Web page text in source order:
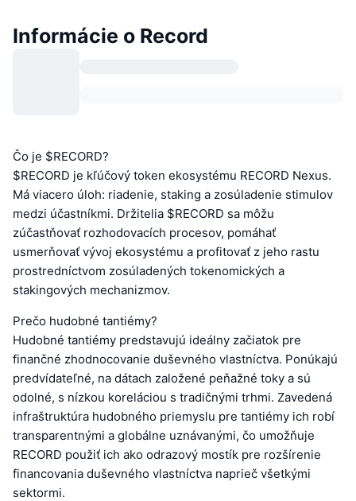
Informácie o Record
Čo je $RECORD?
$RECORD je kľúčový token ekosystému RECORD Nexus.
Má viacero úloh: riadenie, staking a zosúladenie stimulov
medzi účastníkmi. Držitelia $RECORD sa môžu
zúčastňovať rozhodovacích procesov, pomáhať
usmerňovať vývoj ekosystému a profitovať z jeho rastu
prostredníctvom zosúladených tokenomických a
stakingových mechanizmov.
Prečo hudobné tantiémy?
Hudobné tantiémy predstavujú ideálny začiatok pre
finančné zhodnocovanie duševného vlastníctva. Ponúkajú
predvídateľné, na dátach založené peňažné toky a sú
odolné, s nízkou koreláciou s tradičnými trhmi. Zavedená
infraštruktúra hudobného priemyslu pre tantiémy ich robí
transparentnými a globálne uznávanými, čo umožňuje
RECORD použiť ich ako odrazový mostík pre rozšírenie
financovania duševného vlastníctva naprieč všetkými
sektormi.